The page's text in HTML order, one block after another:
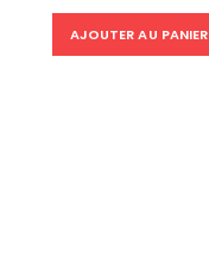
AJOUTER AU PANIER